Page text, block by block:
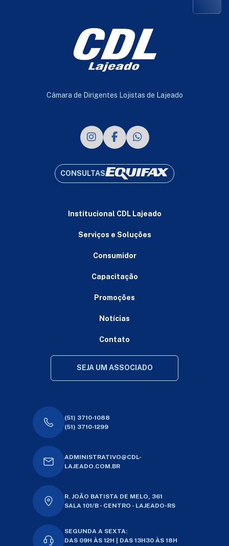
Câmara de Dirigentes Lojistas de Lajeado
CONSULTAS
Institucional CDL Lajeado
Serviços e Soluções
Consumidor
Capacitação
Promoções
Notícias
Contato
SEJA UM ASSOCIADO
(51) 3710-1088
(51) 3710-1299
ADMINISTRATIVO@CDL-
LAJEADO.COM.BR
R. JOÃO BATISTA DE MELO, 361
SALA 101/B - CENTRO - LAJEADO-RS
SEGUNDA A SEXTA:
DAS 09H ÀS 12H | DAS 13H30 ÀS 18H